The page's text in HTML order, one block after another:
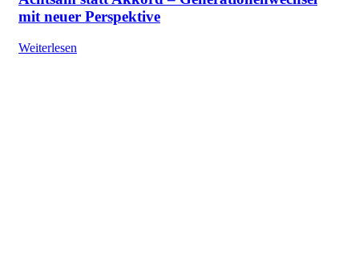
mit neuer Perspektive
Weiterlesen